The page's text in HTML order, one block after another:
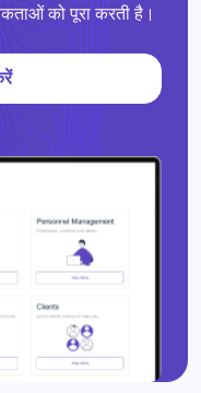
को पूरा करती है।